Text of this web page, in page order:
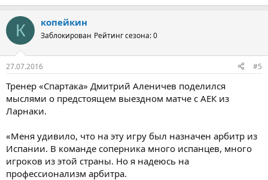
К копейкин
Заблокирован Рейтинг сезона: 0
27.07.2016 #5
Тренер «Спартака» Дмитрий Аленичев поделился
мыслями о предстоящем выездном матче с АЕК из
Ларнаки.
«Меня удивило, что на эту игру был назначен арбитр из
Испании. В команде соперника много испанцев, много
игроков из этой страны. Но я надеюсь на
профессионализм арбитра.